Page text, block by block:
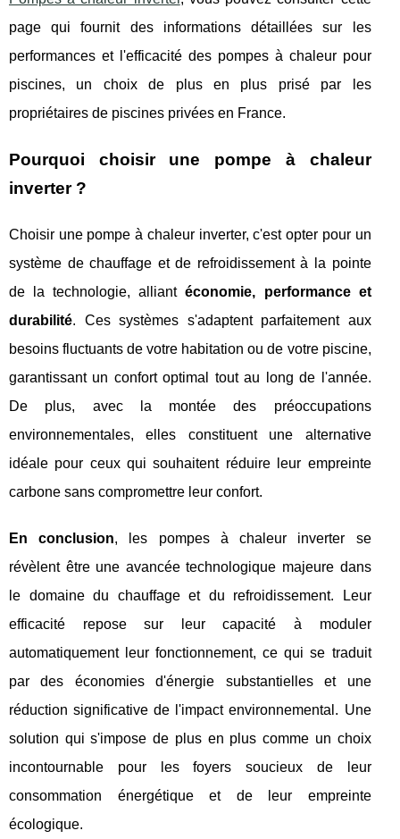
page qui fournit des informations détaillées sur les
performances et l'efficacité des pompes à chaleur pour
piscines, un choix de plus en plus prisé par les
propriétaires de piscines privées en France.
Pourquoi choisir une pompe à chaleur
inverter ?
Choisir une pompe à chaleur inverter, c'est opter pour un
système de chauffage et de refroidissement à la pointe
de la technologie, alliantéconomie, performance et
durabilité. Ces systèmes s'adaptent parfaitement aux
besoins fluctuants de votre habitation ou de votre piscine,
garantissant un confort optimal tout au long de l'année.
De plus, avec la montée des préoccupations
environnementales, elles constituent une alternative
idéale pour ceux qui souhaitent réduire leur empreinte
carbone sans compromettre leur confort.
En conclusion, les pompes à chaleur inverter se
révèlent être une avancée technologique majeure dans
le domaine du chauffage et du refroidissement. Leur
efficacité repose sur leur capacité à moduler
automatiquement leur fonctionnement, ce qui se traduit
par des économies d'énergie substantielles et une
réduction significative de l'impact environnemental. Une
solution qui s'impose de plus en plus comme un choix
incontournable pour les foyers soucieux de leur
consommation énergétique et de leur empreinte
écologique.